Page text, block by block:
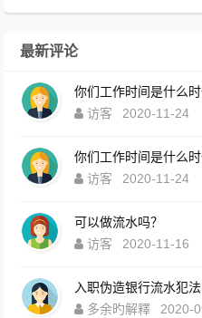
最新评论
你们工作时间是什么
访客
2020-11-24
你们工作时间是什么
访客
2020-11-24
可以做流水吗？
访客
2020-11-16
入职伪造银行流水犯法
多余旳解釋
2020-